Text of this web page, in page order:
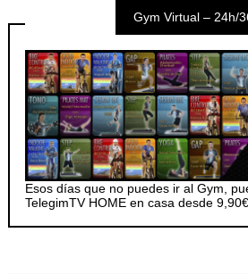
Gym Virtual – 24h/
Esos días que no puedes ir al Gym,
TelegimTV HOME en casa desde